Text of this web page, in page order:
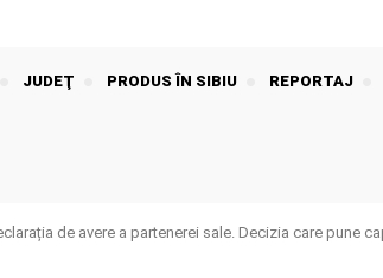
JUDEŢ PRODUS ÎN SIBIU REPORTAJ
de avere a partenerei sale. Decizia care pune